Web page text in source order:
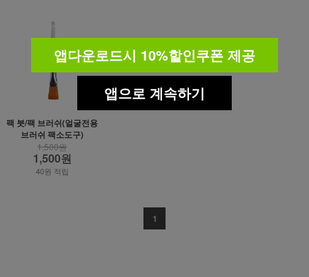
팩 붓/팩 브러쉬(얼굴전용
브러쉬 팩소도구)
1,500원
1,500원
40원 적립
1
앱다운로드시 10%할인쿠폰 제공
앱으로 계속하기